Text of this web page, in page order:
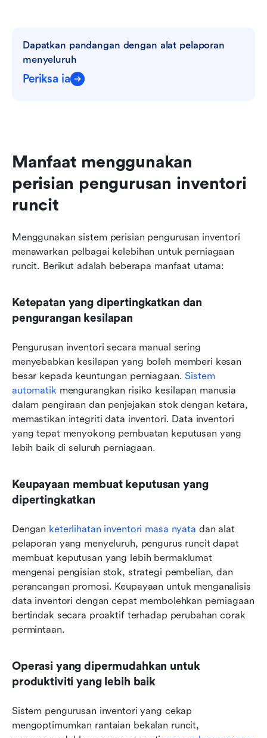
Dapatkan pandangan dengan alat pelaporan
menyeluruh
Periksa ia
Manfaat menggunakan
perisian pengurusan inventori
runcit
Menggunakan sistem perisian pengurusan inventori
menawarkan pelbagai kelebihan untuk perniagaan
runcit. Berikut adalah beberapa manfaat utama:
Ketepatan yang dipertingkatkan dan
pengurangan kesilapan
Pengurusan inventori secara manual sering
menyebabkan kesilapan yang boleh memberi kesan
besar kepada keuntungan perniagaan. Sistem
automatik mengurangkan risiko kesilapan manusia
dalam pengiraan dan penjejakan stok dengan ketara,
memastikan integriti data inventori. Data inventori
yang tepat menyokong pembuatan keputusan yang
lebih baik di seluruh perniagaan.
Keupayaan membuat keputusan yang
dipertingkatkan
Dengan keterlihatan inventori masa nyata dan alat
pelaporan yang menyeluruh, pengurus runcit dapat
membuat keputusan yang lebih bermaklumat
mengenai pengisian stok, strategi pembelian, dan
perancangan promosi. Keupayaan untuk menganalisis
data inventori dengan cepat membolehkan perniagaan
bertindak secara proaktif terhadap perubahan corak
permintaan.
Operasi yang dipermudahkan untuk
produktiviti yang lebih baik
Sistem pengurusan inventori yang cekap
mengoptimumkan rantaian bekalan runcit,